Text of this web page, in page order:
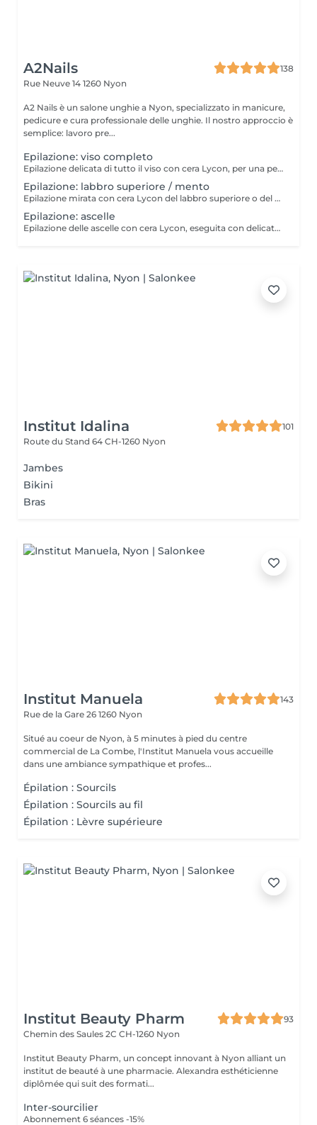
A2Nails
138
Rue Neuve 14 1260 Nyon
A2 Nails è un salone unghie a Nyon, specializzato in manicure,
pedicure e cura professionale delle unghie. Il nostro approccio è
semplice: lavoro pre...
Epilazione: viso completo
Epilazione delicata di tutto il viso con cera Lycon, per una pelle liscia e un trattamento attento anche delle zone più sensibili. La correzione e la definizione delle sopracciglia non sono incluse.
Epilazione: labbro superiore / mento
Epilazione mirata con cera Lycon del labbro superiore o del mento. Un trattamento rapido e preciso per un risultato curato.
Epilazione: ascelle
Epilazione delle ascelle con cera Lycon, eseguita con delicatezza e attenzione alla sensibilità della pelle.
Institut Idalina
101
Route du Stand 64 CH-1260 Nyon
Jambes
Bikini
Bras
Institut Manuela
143
Rue de la Gare 26 1260 Nyon
Situé au coeur de Nyon, à 5 minutes à pied du centre
commercial de La Combe, l'Institut Manuela vous accueille
dans une ambiance sympathique et profes...
Épilation : Sourcils
Épilation : Sourcils au fil
Épilation : Lèvre supérieure
Institut Beauty Pharm
93
Chemin des Saules 2C CH-1260 Nyon
Institut Beauty Pharm, un concept innovant à Nyon alliant un
institut de beauté à une pharmacie. Alexandra esthéticienne
diplômée qui suit des formati...
Inter-sourcilier
Abonnement 6 séances -15%